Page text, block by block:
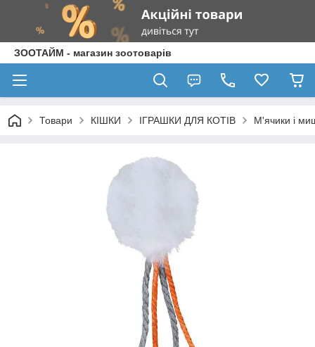
ЗООТАЙМ - магазин зоотоварів
Товари КІШКИ ІГРАШКИ ДЛЯ КОТІВ М'ячики і